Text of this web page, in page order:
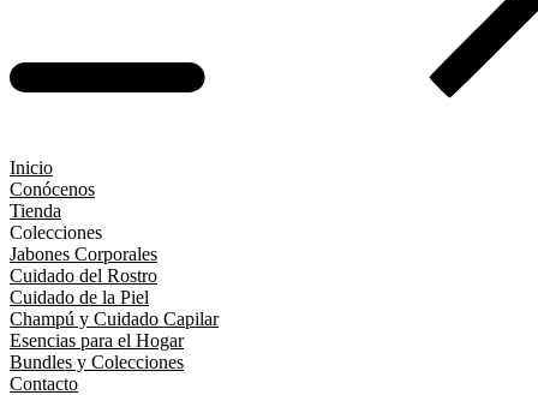
Inicio
Conócenos
Tienda
Colecciones
Jabones Corporales
Cuidado del Rostro
Cuidado de la Piel
Champú y Cuidado Capilar
Esencias para el Hogar
Bundles y Colecciones
Contacto